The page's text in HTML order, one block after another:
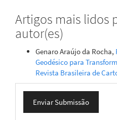
Artigos mais lidos
autor(es)
Genaro Araújo da Rocha,
Geodésico para
Revista Brasileira de
Enviar
Submissão
Enviar Submissão